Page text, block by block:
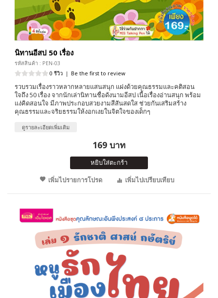
นิทานอีสป 50 เรื่อง
รหัสสินค้า : PEN-03
0 รีวิว | Be the first to review
รวบรวมเรื่องราวหลากหลายแสนสนุก แฝงด้วยคุณธรรมและคติสอน
ใจถึง 50 เรื่อง จากนักเล่านิทานชื่อดังนามอีสป เนื้อเรื่องอ่านสนุก พร้อม
แง่คิดสอนใจ มีภาพประกอบสวยงามสีสันสดใส ช่วยกันเสริมสร้าง
คุณธรรมและจริยธรรมให้งอกเงยในจิตใจของเด็กๆ
ดูรายละเอียดเพิ่มเติม
169 บาท
หยิบใส่ตะกร้า
เพิ่มไปรายการโปรด
เพิ่มไปเปรียบเทียบ